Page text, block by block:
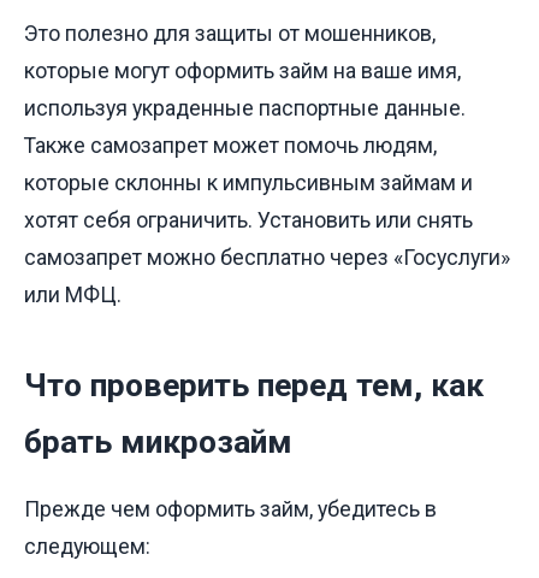
Это полезно для защиты от мошенников,
которые могут оформить займ на ваше имя,
используя украденные паспортные данные.
Также самозапрет может помочь людям,
которые склонны к импульсивным займам и
хотят себя ограничить. Установить или снять
самозапрет можно бесплатно через «Госуслуги»
или МФЦ.
Что проверить перед тем, как
брать микрозайм
Прежде чем оформить займ, убедитесь в
следующем: